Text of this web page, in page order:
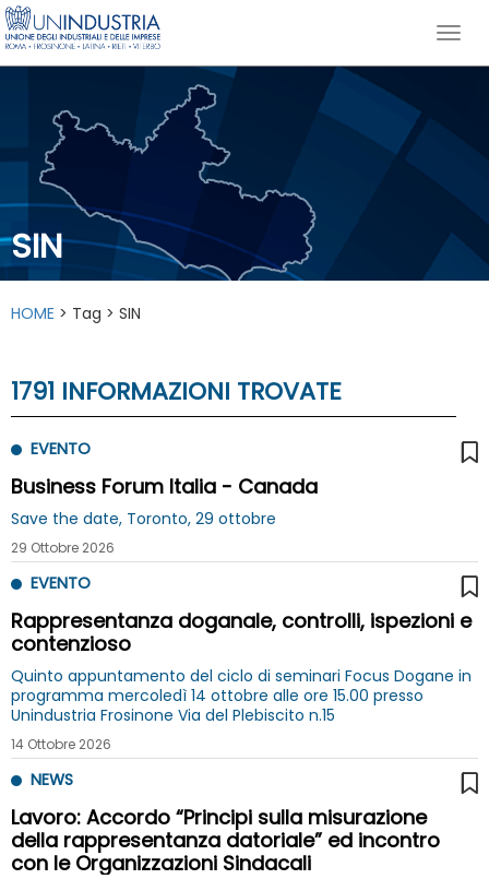
SIN
HOME > Tag > SIN
1791 INFORMAZIONI TROVATE
EVENTO
Business Forum Italia - Canada
Save the date, Toronto, 29 ottobre
29 Ottobre 2026
EVENTO
Rappresentanza doganale, controlli, ispezioni e
contenzioso
Quinto appuntamento del ciclo di seminari Focus Dogane in
programma mercoledì 14 ottobre alle ore 15.00 presso
Unindustria Frosinone Via del Plebiscito n.15
14 Ottobre 2026
NEWS
Lavoro: Accordo “Principi sulla misurazione
della rappresentanza datoriale” ed incontro
con le Organizzazioni Sindacali